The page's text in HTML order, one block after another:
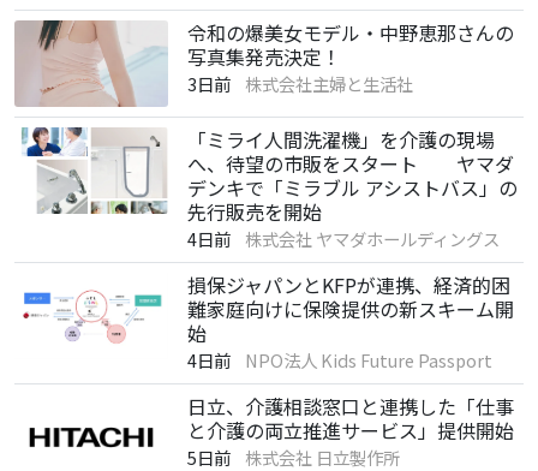
令和の爆美女モデル・中野恵那さんの
写真集発売決定！
3日前 株式会社主婦と生活社
「ミライ人間洗濯機」を介護の現場
へ、待望の市販をスタート ヤマダ
デンキで「ミラブル アシストバス」の
先行販売を開始
4日前 株式会社 ヤマダホールディングス
損保ジャパンとKFPが連携、経済的困
難家庭向けに保険提供の新スキーム開
始
4日前 NPO法人 Kids Future Passport
日立、介護相談窓口と連携した「仕事
と介護の両立推進サービス」提供開始
5日前 株式会社 日立製作所